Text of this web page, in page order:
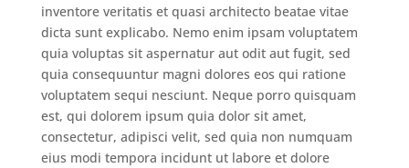
inventore veritatis et quasi architecto beatae vitae
dicta sunt explicabo. Nemo enim ipsam voluptatem
quia voluptas sit aspernatur aut odit aut fugit, sed
quia consequuntur magni dolores eos qui ratione
voluptatem sequi nesciunt. Neque porro quisquam
est, qui dolorem ipsum quia dolor sit amet,
consectetur, adipisci velit, sed quia non numquam
eius modi tempora incidunt ut labore et dolore